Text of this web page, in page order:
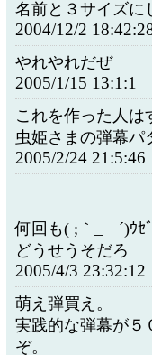
名前と３サイズに
2004/12/2
やれやれだぜ
2005/1/15 13:1:1
これを作った人は
虫姫さまの弾幕パ
2005/2/24 21:5:46
何回も( ;｀_ゝ´)ｳｾ
どうせうそだろ
2005/4/3 23:32:12
萌え弾買え。
実践的な弾幕が５
ぞ。